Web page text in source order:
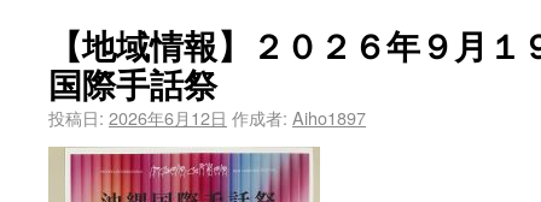
【地域情報】２０２６年９月
国際手話祭
投稿日: 2026年6月12日 作成者: Aiho1897